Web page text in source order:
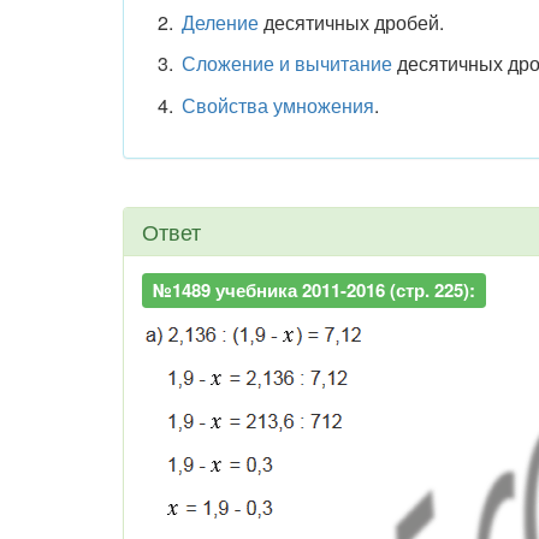
Делениедесятичных дробей.
Сложение и вычитаниедесятичных
Свойства умножения.
Ответ
№1489 учебника 2011-2016 (стр. 225):